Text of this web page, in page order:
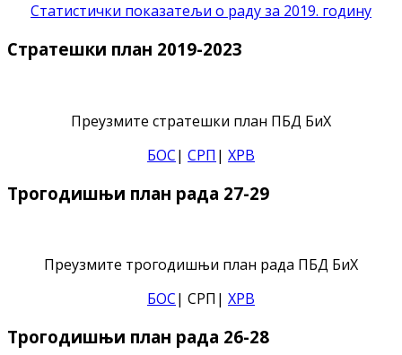
Статистички показатељи о раду за 2019. годину
Стратешки план 2019-2023
Преузмите стратешки план ПБД БиХ
БОС| СРП | ХРВ
Трогодишњи план рада 27-29
Преузмите трогодишњи план рада ПБД БиХ
БОС| СРП| ХРВ
Трогодишњи план рада 26-28